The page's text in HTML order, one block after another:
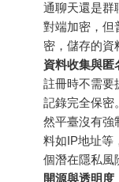
通聊天還是群
對端加密，但
密，儲存的資
資料收集與匿
註冊時不需要
記錄完全保密
然平臺沒有強
料如IP地址等
個潛在隱私風
開源與透明度